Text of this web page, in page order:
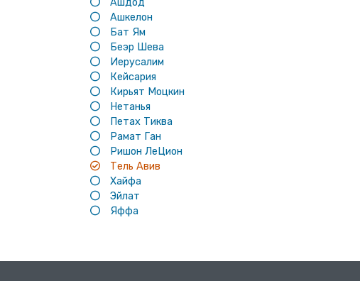
Ашдод
Ашкелон
Бат Ям
Беэр Шева
Иерусалим
Кейсария
Кирьят Моцкин
Нетанья
Петах Тиква
Рамат Ган
Ришон ЛеЦион
Тель Авив
Хайфа
Эйлат
Яффа